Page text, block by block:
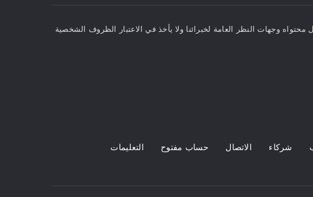
وجهات النظر العامة لخبرائنا ولا يأخذ في الاعتبار الظروف الشخصية
شركاء الاتصال حساب مفتوح
التعليمات